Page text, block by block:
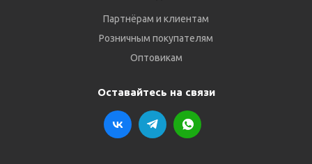
Партнёрам и клиентам
Розничным покупателям
Оптовикам
Оставайтесь на связи